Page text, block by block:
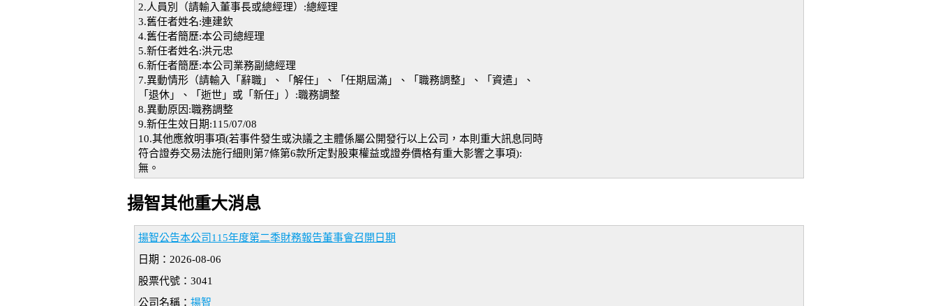
2.人員別（請輸入董事長或總經理）:總經理
3.舊任者姓名:連建欽
4.舊任者簡歷:本公司總經理
5.新任者姓名:洪元忠
6.新任者簡歷:本公司業務副總經理
7.異動情形（請輸入「辭職」、「解任」、「任期屆滿」、「職務調整」、「資遣」、
「退休」、「逝世」或「新任」）:職務調整
8.異動原因:職務調整
9.新任生效日期:115/07/08
10.其他應敘明事項(若事件發生或決議之主體係屬公開發行以上公司，本則重大訊息同時
符合證券交易法施行細則第7條第6款所定對股東權益或證券價格有重大影響之事項):
無。
揚智其他重大消息
揚智公告本公司115年度第二季財務報告董事會召開日期
日期：2026-08-06
股票代號：3041
公司名稱： 揚智